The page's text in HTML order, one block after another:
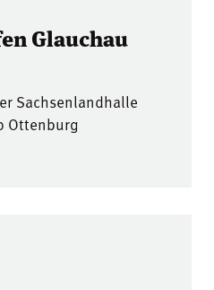
Glauchau
Sachsenlandhalle
Ottenburg